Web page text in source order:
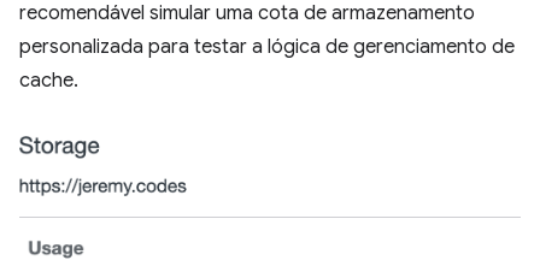
recomendável simular uma cota de armazenamento
personalizada para testar a lógica de gerenciamento de
cache.